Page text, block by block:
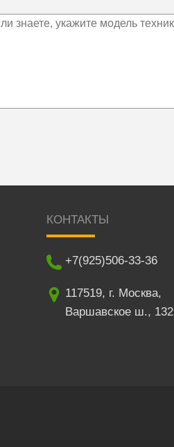
КОНТАКТЫ
+7(925)506-33-36
117519, г. Москва,
Варшавское ш., 132